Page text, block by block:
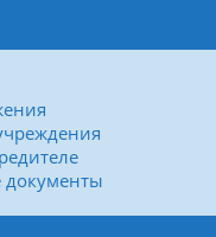
документы